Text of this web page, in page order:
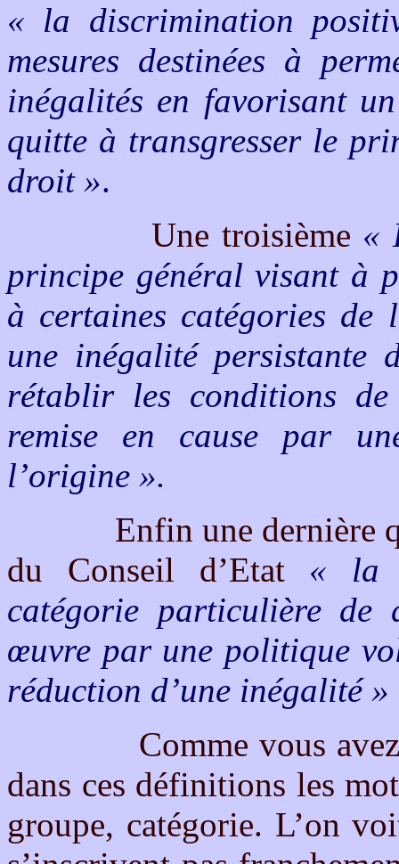
« la discrimination
mesures destinées à
inégalités en favorisant
quitte à transgresser le
droit ».
Une troisième «
principe général visant à
à certaines catégories de
une inégalité persistante
rétablir les conditions de
remise en cause par
l’origine ».
Enfin une dernière
du Conseil d’Etat
« la
catégorie particulière de
œuvre par une politique
réduction d’une inégalité »
Comme vous avez pu
dans ces définitions les
groupe, catégorie. L’on